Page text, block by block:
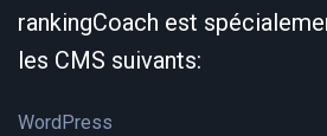
rankingCoach est
les CMS suivants:
WordPress